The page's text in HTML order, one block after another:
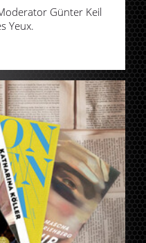
Günter Keil
Yeux.